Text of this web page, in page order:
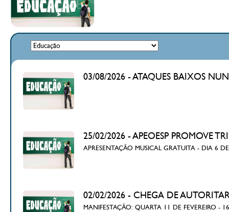
03/08/2026 - ATAQUES BAIXOS
25/02/2026 - APEOESP PROMOVE
APRESENTAÇÃO MUSICAL GRATUITA - DIA 6
02/02/2026 - CHEGA DE
MANIFESTAÇÃO: QUARTA 11 DE FEVEREIRO -